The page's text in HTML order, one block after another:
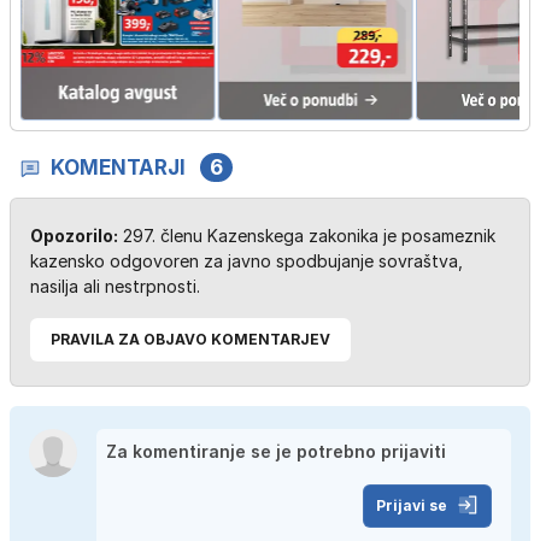
KOMENTARJI 6
Opozorilo: 297. členu Kazenskega zakonika je posameznik
kazensko odgovoren za javno spodbujanje sovraštva,
nasilja ali nestrpnosti.
PRAVILA ZA OBJAVO KOMENTARJEV
Prijavi se